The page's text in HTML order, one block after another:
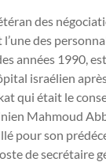
des
des
années 1990,
israélien
qui était le
Mahmoud
pour son
de secrétaire